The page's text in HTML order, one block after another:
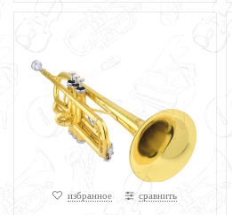
избранное сравнить